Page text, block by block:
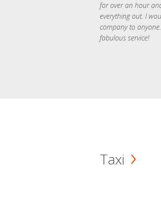
for over an hour
everything out. I
company to
fabulous service!
Taxi